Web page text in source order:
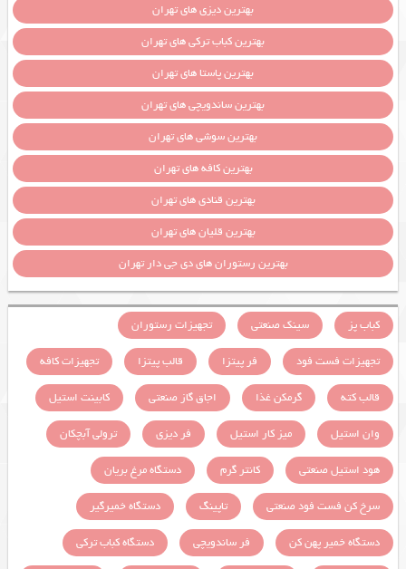
بهترین دیزی های تهران
بهترین کباب ترکی های تهران
بهترین پاستا های تهران
بهترین ساندویچی های تهران
بهترین سوشی های تهران
بهترین کافه های تهران
بهترین قنادی های تهران
بهترین قلیان های تهران
بهترین رستوران های دی جی دار تهران
کباب پز سینک صنعتی
تجهیزات رستوران
تجهیزات فست فود
فر پیتزا قالب پیتزا
تجهیزات کافه
قالب کته
گرمکن غذا اجاق گاز صنعتی
کابینت استیل
وان استیل
میز کار استیل فر دیزی
ترولی آبچکان
هود استیل صنعتی
کانتر گرم
دستگاه مرغ بریان
سرخ کن فست فود صنعتی
تاپینگ
دستگاه خمیرگیر
دستگاه خمیر پهن کن
فر ساندویچی
دستگاه کباب ترکی